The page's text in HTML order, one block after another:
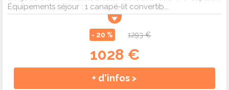
Équipements séjour : 1 canapé-lit convertib...
- 20 % 1293 €
1028 €
+ d'infos >